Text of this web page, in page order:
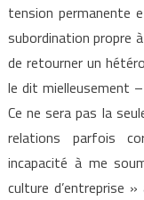
tension permanente
subordination propre
de retourner un
le dit mielleusement
Ce ne sera pas la
relations parfois
incapacité à me
culture d’entreprise